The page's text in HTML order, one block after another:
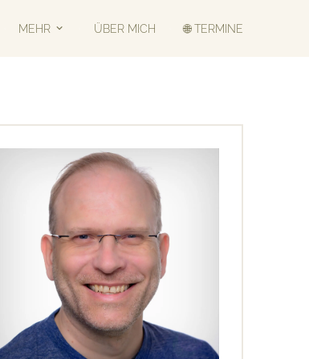
MEHR ÜBER MICH 🌐 TERMINE